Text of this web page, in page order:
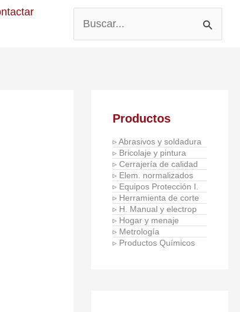
Buscar
por:
Productos
▹ Abrasivos y soldadura
▹ Bricolaje y pintura
▹ Cerrajería de calidad
▹ Elem. normalizados
▹ Equipos Protección I.
▹ Herramienta de corte
▹ H. Manual y electrop
▹ Hogar y menaje
▹ Metrología
▹ Productos Químicos